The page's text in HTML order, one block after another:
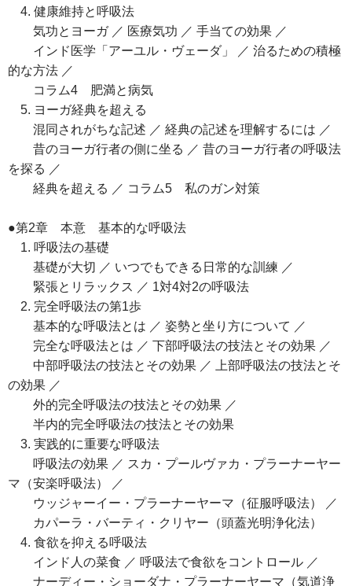
4. 健康維持と呼吸法
気功とヨーガ ／ 医療気功 ／ 手当ての効果 ／
インド医学「アーユル・ヴェーダ」 ／ 治るための積極
的な方法 ／
コラム4 肥満と病気
5. ヨーガ経典を超える
混同されがちな記述 ／ 経典の記述を理解するには ／
昔のヨーガ行者の側に坐る ／ 昔のヨーガ行者の呼吸法
を探る ／
経典を超える ／ コラム5 私のガン対策
●第2章 本意 基本的な呼吸法
1. 呼吸法の基礎
基礎が大切 ／ いつでもできる日常的な訓練 ／
緊張とリラックス ／ 1対4対2の呼吸法
2. 完全呼吸法の第1歩
基本的な呼吸法とは ／ 姿勢と坐り方について ／
完全な呼吸法とは ／ 下部呼吸法の技法とその効果 ／
中部呼吸法の技法とその効果 ／ 上部呼吸法の技法とそ
の効果 ／
外的完全呼吸法の技法とその効果 ／
半内的完全呼吸法の技法とその効果
3. 実践的に重要な呼吸法
呼吸法の効果 ／ スカ・プールヴァカ・プラーナーヤー
マ（安楽呼吸法） ／
ウッジャーイー・プラーナーヤーマ（征服呼吸法） ／
カパーラ・バーティ・クリヤー（頭蓋光明浄化法）
4. 食欲を抑える呼吸法
インド人の菜食 ／ 呼吸法で食欲をコントロール ／
ナーディー・ショーダナ・プラーナーヤーマ（気道浄